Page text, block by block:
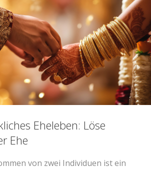
Eheleben: Löse
Ehe
von zwei Individuen ist ein